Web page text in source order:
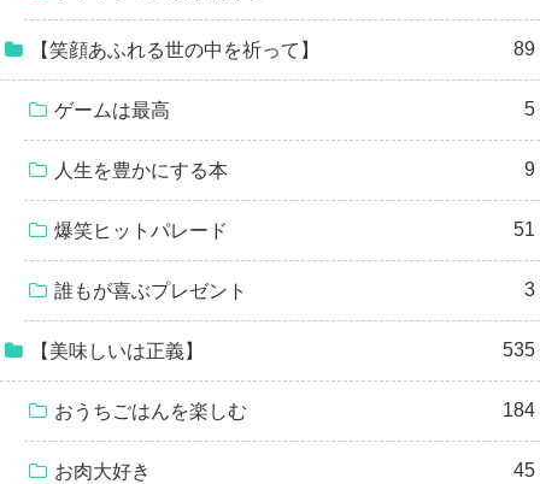
【笑顔あふれる世の中を祈って】 89
ゲームは最高 5
人生を豊かにする本 9
爆笑ヒットパレード 51
誰もが喜ぶプレゼント 3
【美味しいは正義】 535
おうちごはんを楽しむ 184
お肉大好き 45